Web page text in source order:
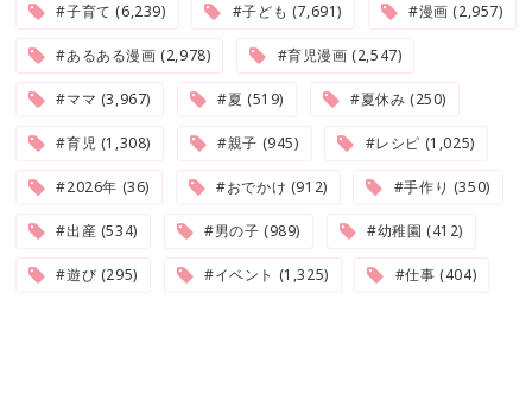
#子育て (6,239) #子ども (7,691) #漫画 (2,957)
#あるある漫画 (2,978) #育児漫画 (2,547)
#ママ (3,967) #夏 (519) #夏休み (250)
#育児 (1,308) #親子 (945) #レシピ (1,025)
#2026年 (36) #おでかけ (912) #手作り (350)
#出産 (534) #男の子 (989) #幼稚園 (412)
#遊び (295) #イベント (1,325) #仕事 (404)